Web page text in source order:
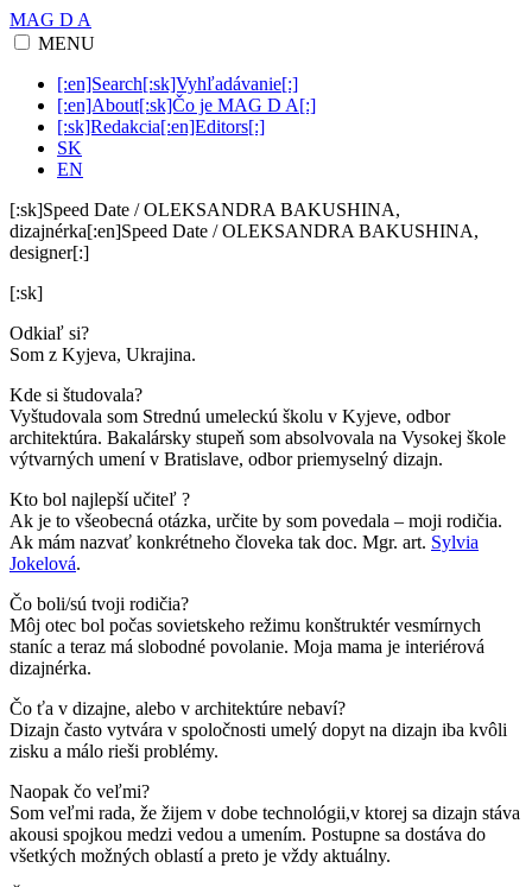
MAG D A
MENU
[:en]Search[:sk]Vyhľadávanie[:]
[:en]About[:sk]Čo je MAG D A[:]
[:sk]Redakcia[:en]Editors[:]
SK
EN
[:sk]Speed Date / OLEKSANDRA BAKUSHINA,
dizajnérka[:en]Speed Date / OLEKSANDRA BAKUSHINA,
designer[:]
[:sk]
Odkiaľ si?
Som z Kyjeva, Ukrajina.
Kde si študovala?
Vyštudovala som Strednú umeleckú školu v Kyjeve, odbor
architektúra. Bakalársky stupeň som absolvovala na Vysokej škole
výtvarných umení v Bratislave, odbor priemyselný dizajn.
Kto bol najlepší učiteľ ?
Ak je to všeobecná otázka, určite by som povedala – moji rodičia.
Ak mám nazvať konkrétneho človeka tak doc. Mgr. art. Sylvia
Jokelová.
Čo boli/sú tvoji rodičia?
Môj otec bol počas sovietskeho režimu konštruktér vesmírnych
staníc a teraz má slobodné povolanie. Moja mama je interiérová
dizajnérka.
Čo ťa v dizajne, alebo v architektúre nebaví?
Dizajn často vytvára v spoločnosti umelý dopyt na dizajn iba kvôli
zisku a málo rieši problémy.
Naopak čo veľmi?
Som veľmi rada, že žijem v dobe technológii,v ktorej sa dizajn stáva
akousi spojkou medzi vedou a umením. Postupne sa dostáva do
všetkých možných oblastí a preto je vždy aktuálny.